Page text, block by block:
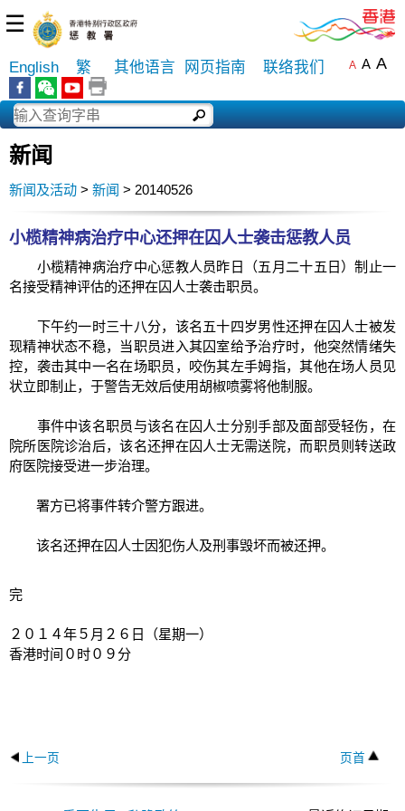
☰
English 繁 其他语言 网页指南 联络我们 A A A
新闻
新闻及活动 > 新闻 > 20140526
小榄精神病治疗中心还押在囚人士袭击惩教人员
小榄精神病治疗中心惩教人员昨日（五月二十五日）制止一
名接受精神评估的还押在囚人士袭击职员。
下午约一时三十八分，该名五十四岁男性还押在囚人士被发
现精神状态不稳，当职员进入其囚室给予治疗时，他突然情绪失
控，袭击其中一名在场职员，咬伤其左手姆指，其他在场人员见
状立即制止，于警告无效后使用胡椒喷雾将他制服。
事件中该名职员与该名在囚人士分别手部及面部受轻伤，在
院所医院诊治后，该名还押在囚人士无需送院，而职员则转送政
府医院接受进一步治理。
署方已将事件转介警方跟进。
该名还押在囚人士因犯伤人及刑事毁坏而被还押。
完
２０１４年５月２６日（星期一）
香港时间０时０９分
上一页 页首